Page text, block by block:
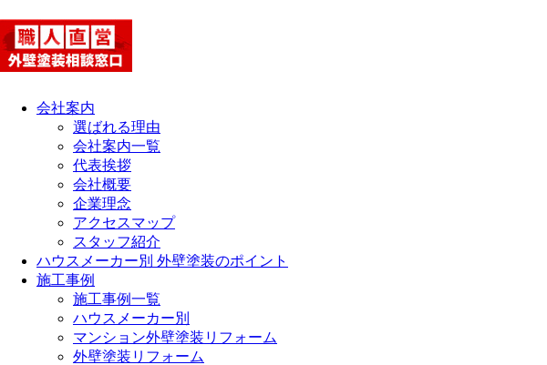
会社案内
選ばれる理由
会社案内一覧
代表挨拶
会社概要
企業理念
アクセスマップ
スタッフ紹介
ハウスメーカー別 外壁塗装のポイント
施工事例
施工事例一覧
ハウスメーカー別
マンション外壁塗装リフォーム
外壁塗装リフォーム